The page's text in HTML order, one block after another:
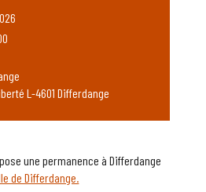
une permanence à Differdange
de Differdange.
L-4601 Differdange